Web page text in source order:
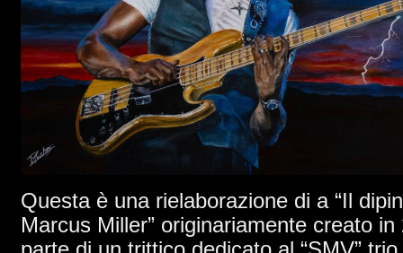
Questa è una rielaborazione di a “Il
Marcus Miller” originariamente creato